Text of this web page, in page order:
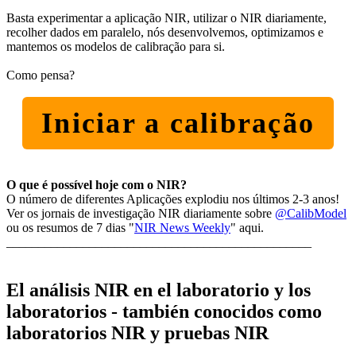
Basta experimentar a aplicação NIR, utilizar o NIR diariamente,
recolher dados em paralelo, nós desenvolvemos, optimizamos e
mantemos os modelos de calibração para si.
Como pensa?
Iniciar a calibração
O que é possível hoje com o NIR?
O número de diferentes Aplicações explodiu nos últimos 2-3 anos!
Ver os jornais de investigação NIR diariamente sobre @CalibModel
ou os resumos de 7 dias "NIR News Weekly" aqui.
El análisis NIR en el laboratorio y los
laboratorios - también conocidos como
laboratorios NIR y pruebas NIR